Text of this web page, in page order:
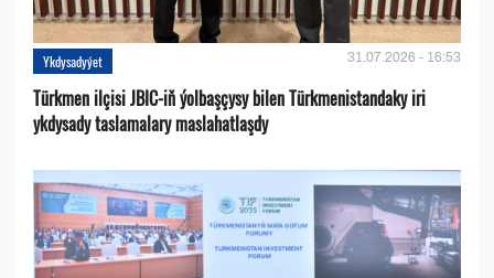
Ykdysadyýet 31.07.2026 - 16:53
Türkmen ilçisi JBIC-iň ýolbaşçysy bilen Türkmenistandaky iri
ykdysady taslamalary maslahatlaşdy